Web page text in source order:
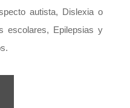
autista, Dislexia o
escolares, Epilepsias y